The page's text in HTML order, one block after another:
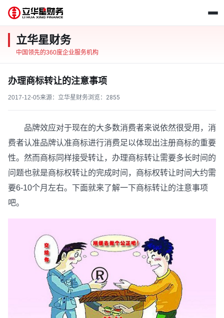
立华星财务
中国领先的360度企业服务机构
办理商标转让的注意事项
2017-12-05来源：立华星财务浏览： 2855
品牌效应对于现在的大多数消费者来说依然很受用，消
费者认准品牌认准商标进行消费足以体现出注册商标的重要
性。然而商标同样接受转让，办理商标转让需要多长时间的
问题也就是商标权转让的完成时间，商标权转让时间大约需
要6-10个月左右。下面就来了解一下商标转让的注意事项
吧。